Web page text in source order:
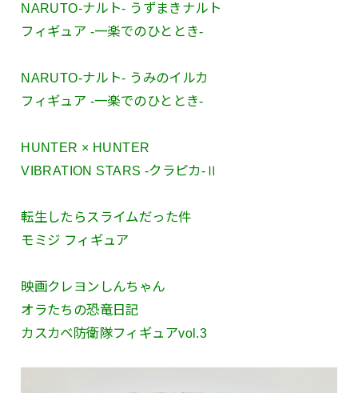
NARUTO-ナルト- うずまきナルト
フィギュア -一楽でのひととき-
NARUTO-ナルト- うみのイルカ
フィギュア -一楽でのひととき-
HUNTER × HUNTER
VIBRATION STARS -クラピカ-Ⅱ
転生したらスライムだった件
モミジ フィギュア
映画クレヨンしんちゃん
オラたちの恐竜日記
カスカベ防衛隊フィギュアvol.3